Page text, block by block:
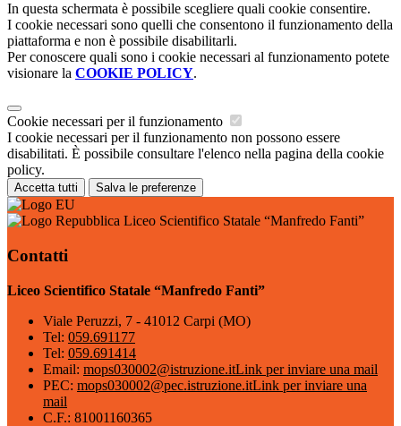
In questa schermata è possibile scegliere quali cookie consentire.
I cookie necessari sono quelli che consentono il funzionamento della
piattaforma e non è possibile disabilitarli.
Per conoscere quali sono i cookie necessari al funzionamento potete
visionare la COOKIE POLICY.
Cookie necessari per il funzionamento
I cookie necessari per il funzionamento non possono essere
disabilitati. È possibile consultare l'elenco nella pagina della cookie
policy.
Accetta tutti Salva le preferenze
Liceo Scientifico Statale “Manfredo Fanti”
Contatti
Liceo Scientifico Statale “Manfredo Fanti”
Viale Peruzzi, 7 - 41012 Carpi (MO)
Tel: 059.691177
Tel: 059.691414
Email: mops030002@istruzione.itLink per inviare una mail
PEC: mops030002@pec.istruzione.itLink per inviare una
mail
C.F.: 81001160365